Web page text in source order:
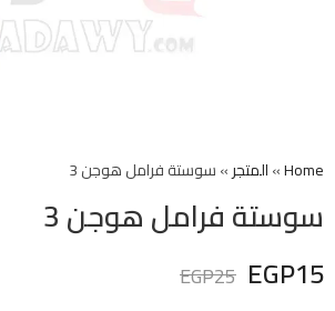
Home
»المتجر»سوستة فرامل هوجن 3
سوستة فرامل هوجن 3
EGP15
EGP25